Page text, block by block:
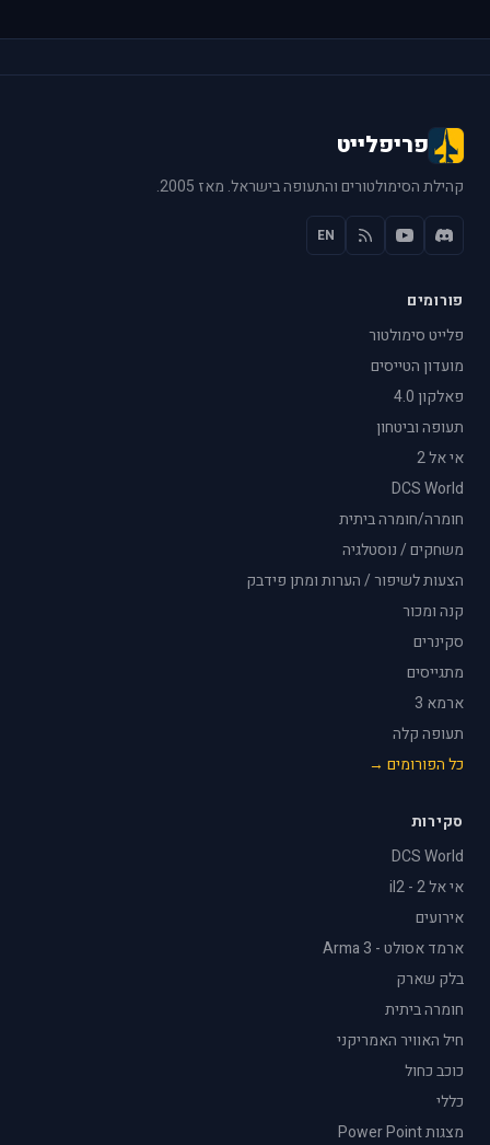
פריפלייט
קהילת הסימולטורים והתעופה בישראל. מאז 2005.
EN
פורומים
פלייט סימולטור
מועדון הטייסים
פאלקון 4.0
תעופה וביטחון
אי אל 2
DCS World
חומרה/חומרה ביתית
משחקים / נוסטלגיה
הצעות לשיפור / הערות ומתן פידבק
קנה ומכור
סקינרים
מתגייסים
ארמא 3
תעופה קלה
כל הפורומים →
סקירות
DCS World
אי אל 2 - il2
אירועים
ארמד אסולט - Arma 3
בלק שארק
חומרה ביתית
חיל האוויר האמריקני
כוכב כחול
כללי
מצגות Power Point